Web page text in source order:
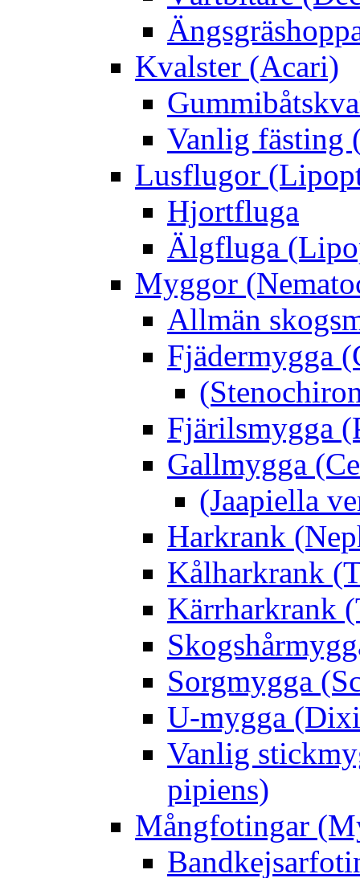
Kvalster (Acari)
Vanlig fästing
Lusflugor
Hjortfluga
Älgfluga
Myggor
Allmän
Fjädermygga
Fjärilsmygga
Gallmygga
(Jaapiella
Harkrank
Kålharkrank
Kärrharkrank
Sorgmygga
U-mygga
Vanlig
pipiens)
Mångfotingar